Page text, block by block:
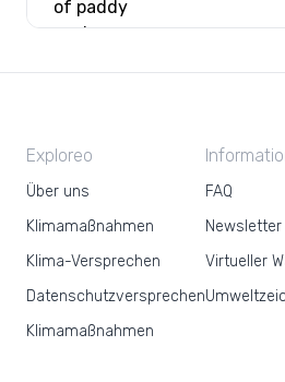
Exploreo
Über uns
Klimamaßnahmen
Klima-Versprechen
Datenschutzversprechen
Klimamaßnahmen
FAQ
Newsletter
Virtueller